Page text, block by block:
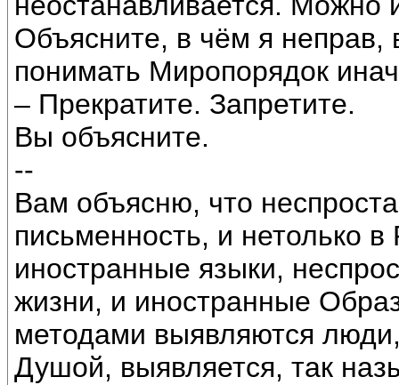
Объясните, в чём я неправ,
понимать Миропорядок
– Прекратите. Запретите.
Вы объясните.
--
Вам объясню, что
письменность, и нетолько
иностранные языки,
жизни, и иностранные
методами выявляются
Душой, выявляется, так